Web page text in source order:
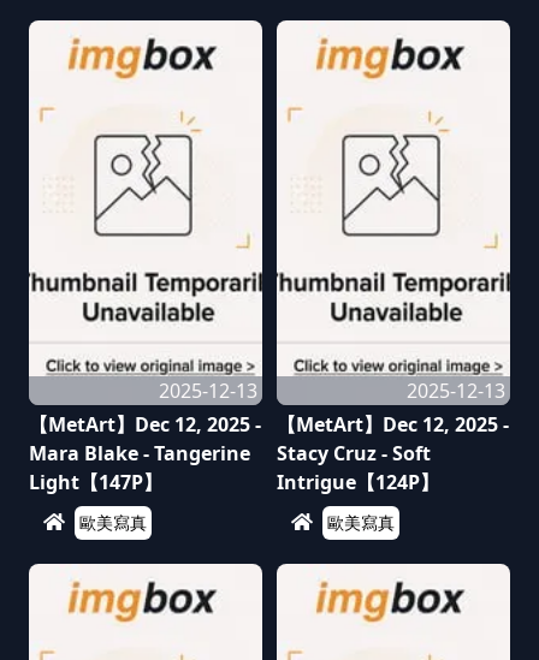
2025-12-13
【MetArt】Dec 12, 2025 -
Mara Blake - Tangerine
Light【147P】
歐美寫真
2025-12-13
【MetArt】Dec 12, 2025 -
Stacy Cruz - Soft
Intrigue【124P】
歐美寫真